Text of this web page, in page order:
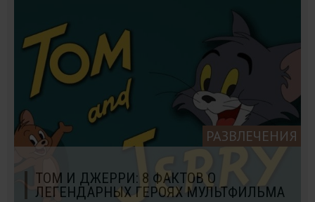
РАЗВЛЕЧЕНИЯ
ТОМ И ДЖЕРРИ: 8 ФАКТОВ О
ЛЕГЕНДАРНЫХ ГЕРОЯХ МУЛЬТФИЛЬМА